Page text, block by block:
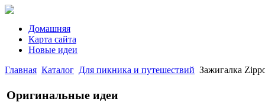
Домашняя
Карта сайта
Новые идеи
Главная Каталог Для пикника и путешествий Зажигалка
Оригинальные идеи